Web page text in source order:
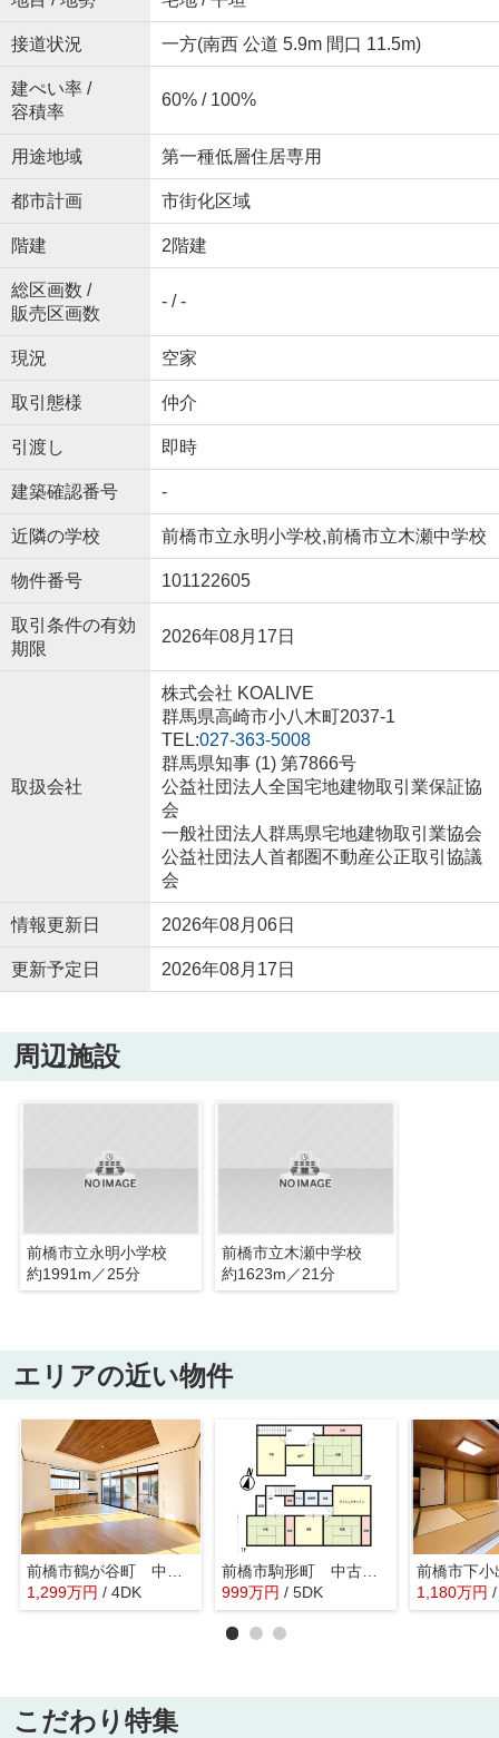
接道状況 一方(南西 公道 5.9m 間口 11.5m)
建ぺい率 /
容積率
60% / 100%
用途地域 第一種低層住居専用
都市計画 市街化区域
階建 2階建
総区画数 /
販売区画数
- / -
現況 空家
取引態様 仲介
引渡し 即時
建築確認番号 -
近隣の学校 前橋市立永明小学校,前橋市立木瀬中学校
物件番号 101122605
取引条件の有効
期限
2026年08月17日
取扱会社
株式会社 KOALIVE
群馬県高崎市小八木町2037-1
TEL:027-363-5008
群馬県知事 (1) 第7866号
公益社団法人全国宅地建物取引業保証協
会
一般社団法人群馬県宅地建物取引業協会
公益社団法人首都圏不動産公正取引協議
会
情報更新日 2026年08月06日
更新予定日 2026年08月17日
周辺施設
前橋市立永明小学校
約1991m／25分
前橋市立木瀬中学校
約1623m／21分
エリアの近い物件
1,299万円 / 4DK
前橋市駒形町 中古住宅
999万円 / 5DK 1,180万円
こだわり特集